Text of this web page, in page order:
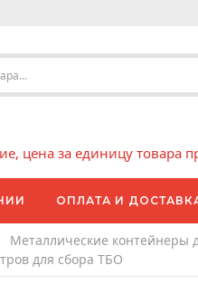
за единицу товара
ОПЛАТА И
Металлические контейнеры
для сбора ТБО